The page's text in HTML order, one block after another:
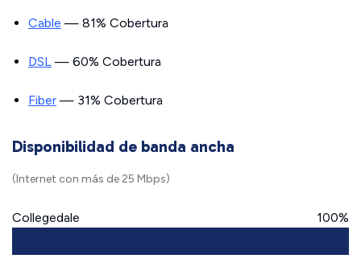
Cable — 81% Cobertura
DSL — 60% Cobertura
Fiber — 31% Cobertura
Disponibilidad de banda ancha
(Internet con más de 25 Mbps)
Collegedale 100%